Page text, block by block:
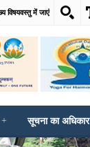
विषयवस्तु में जाएं
+ सूचना का अधिकार